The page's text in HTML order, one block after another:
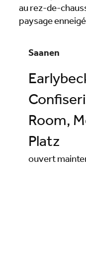
Saanen
Room,
Platz
ouvert